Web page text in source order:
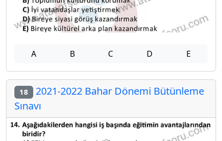
A B C D E
18 2021-2022 Bahar Dönemi Bütünleme
Sınavı